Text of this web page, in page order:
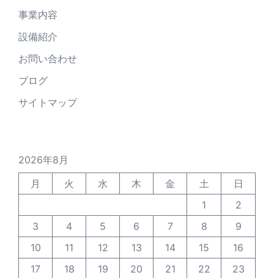
事業内容
設備紹介
お問い合わせ
ブログ
サイトマップ
2026年8月
月
火 水 木 金 土
日
1
2
3
4 5 6 7 8
9
10
11 12 13 14 15
16
17
18 19 20 21 22
23